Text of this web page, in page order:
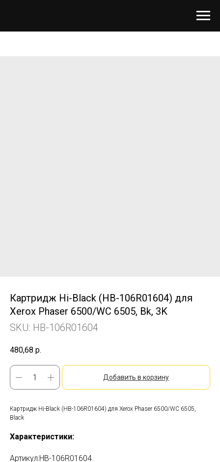
Картридж Hi-Black (HB-106R01604) для
Xerox Phaser 6500/WC 6505, Bk, 3K
SKU: HB-106R01604
480,68 р.
Добавить в корзину
Картридж Hi-Black (HB-106R01604) для Xerox Phaser 6500/WC 6505,
Black
Характеристики:
Артикул:HB-106R01604.